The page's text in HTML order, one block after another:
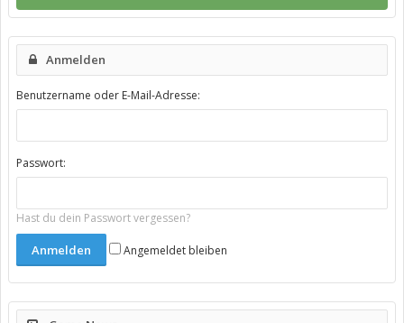
Anmelden
Benutzername oder E-Mail-Adresse:
Passwort:
Hast du dein Passwort vergessen?
Angemeldet bleiben